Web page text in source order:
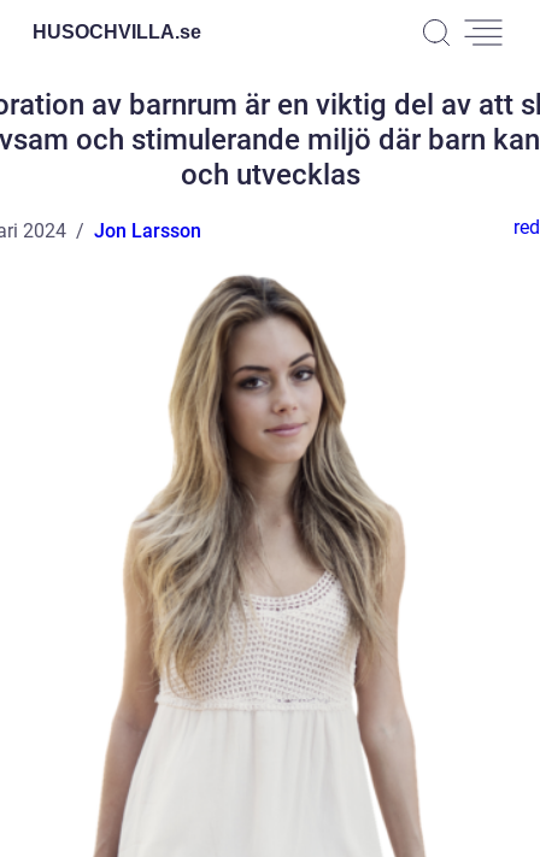
HUSOCHVILLA.se
av barnrum är en viktig del av att
och stimulerande miljö där barn
och utvecklas
2024 Jon Larsson